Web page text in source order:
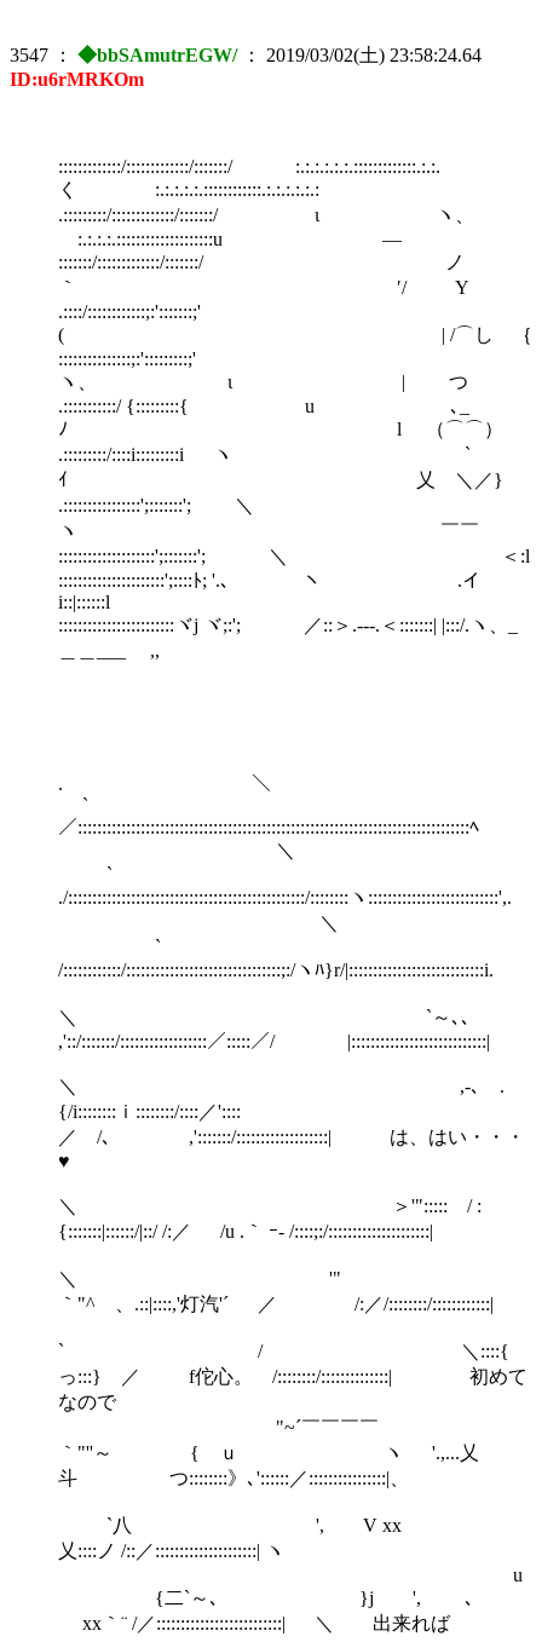
3547 ： ◆bbSAmutrEGW/： 2019/03/02(土) 23:58:24.64
ID:u6rMRKOm
:::::::::::::/:::::::::::::/:::::::/ :.:.:.:.:.:.:::::::::::::.:.:.
く :.:.:.:.:.::::::::::::.:.:.:.:.:.:
.:::::::::/:::::::::::::/:::::::/ ι ヽ、
:.:.:.:.::::::::::::::::::::u ―
:::::::/:::::::::::::/:::::::/ ノ
｀ ′/ Y
.::::/::::::::::::;:':::::::;'
( | /⌒し ｛
:::::::::::::::;:':::::::::;'
ヽ、 ι | つ
.:::::::::::/ {:::::::::{ u ､_
ﾉ l （⌒⌒）
.:::::::::/::::i:::::::::i ヽ `
ｲ 乂 ＼／}
.::::::::::::::::';:::::::'; ＼
ヽ ￣￣
::::::::::::::::::::';:::::::'; ＼ ＜:l
::::::::::::::::::::::';::::ﾄ; '.、 ヽ .イ
i::|::::::l
::::::::::::::::::::::::ヾj ヾ;:'; ／::＞.---.＜:::::::| |:::/.ヽ、_
＿＿___ ,,
. ＼
`
／:::::::::::::::::::::::::::::::::::::::::::::::::::::::::::::::::::::::::::::::::ﾍ
＼
`
./:::::::::::::::::::::::::::::::::::::::::::::::::/::::::::ヽ:::::::::::::::::::::::::::',.
＼
`
/::::::::::::/::::::::::::::::::::::::::::::::;:/ヽﾊ}r/|::::::::::::::::::::::::::::i.
＼ `～､、
,'::/:::::::/::::::::::::::::::／:::::／/ |::::::::::::::::::::::::::::|
＼ ,-､ .
{/i::::::::ｉ::::::::/::::／'::::
／ /､ ,':::::::/:::::::::::::::::::| は、はい・・・
♥
＼ ＞'"::::: / :
{:::::::|::::::/|::/ /:／ /u .｀ ｰ- /::::;:/:::::::::::::::::::::|
＼ '"
｀"^ 、.::|::::,'灯汽'´ ／ /:／/::::::::/::::::::::::|
` / ＼::::{
っ:::} ／ f佗心。 /::::::::/::::::::::::::| 初めて
なので
"~´￣￣￣￣
｀"''～ { ｕ ヽ '.,...乂
斗 つ::::::::》､'::::::／::::::::::::::::|、
`八 ', V xx
乂::::ノ /::／:::::::::::::::::::::| ヽ
u
{二`～､ }j ', ､
xx｀¨ /／::::::::::::::::::::::::::| ＼ 出来れば